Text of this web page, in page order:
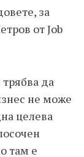
за
от Job
да
не може
целева
там е